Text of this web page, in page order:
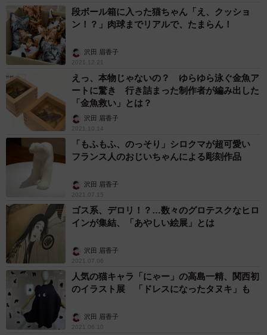
段ボール箱に入った猫ちゃん「え、クッショ
ン！？」肉球までリアルで、たまらん！
沢田 眉香子
2021.12.21
えっ、本物じゃないの？ ゆらゆら泳ぐ金魚ア
ートに驚き 行き詰まった制作者が編み出した
「金魚救い」とは？
沢田 眉香子
2021.10.14
「もふもふ、のっそり」シロクマが超可愛い
フランス人のおじいちゃんによる彫刻作品
沢田 眉香子
2021.07.15
ゴス系、デロリ！？…数々のグロテスクなヒロ
インが集結、「あやしい絵展」とは
沢田 眉香子
2021.07.06
人気の猫キャラ「にゃー」の高島一精、関西初
のイラスト展 「ドレスになったタヌキ」も
沢田 眉香子
2021.06.10